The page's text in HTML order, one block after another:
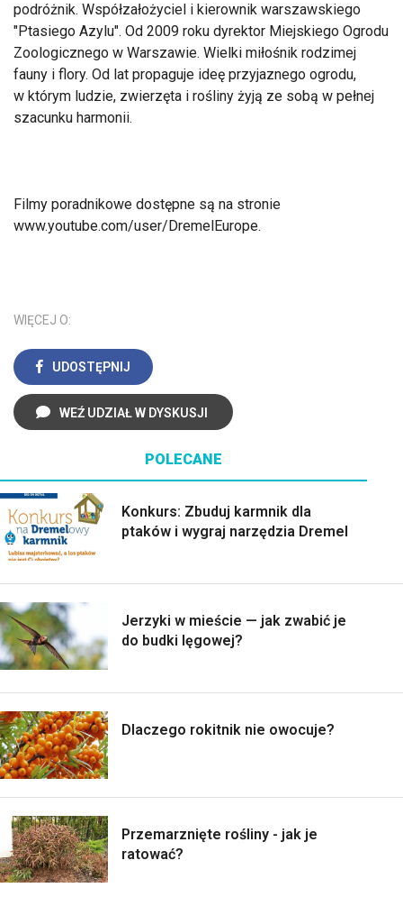
podróżnik. Współzałożyciel i kierownik warszawskiego
"Ptasiego Azylu". Od 2009 roku dyrektor Miejskiego Ogrodu
Zoologicznego w Warszawie. Wielki miłośnik rodzimej
fauny i flory. Od lat propaguje ideę przyjaznego ogrodu,
w którym ludzie, zwierzęta i rośliny żyją ze sobą w pełnej
szacunku harmonii.
Filmy poradnikowe dostępne są na stronie
www.youtube.com/user/DremelEurope.
WIĘCEJ O:
UDOSTĘPNIJ
WEŹ UDZIAŁ W DYSKUSJI
POLECANE
Konkurs: Zbuduj karmnik dla
ptaków i wygraj narzędzia Dremel
Jerzyki w mieście — jak zwabić je
do budki lęgowej?
Dlaczego rokitnik nie owocuje?
Przemarznięte rośliny - jak je
ratować?